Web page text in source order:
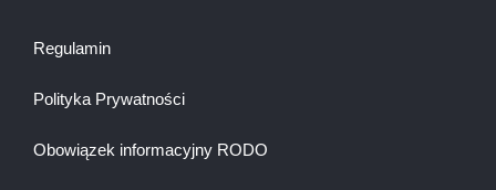
Regulamin
Polityka Prywatności
Obowiązek informacyjny RODO